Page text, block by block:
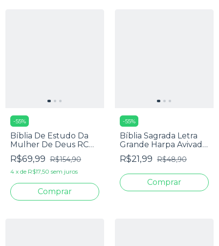
-55%
Bíblia De Estudo Da
Mulher De Deus RC
Letra Grande Com
Harpa Pentecostal
Rosa
R$69,99 R$154,90
4 x de R$17,50 sem juros
-55%
Bíblia Sagrada Letra
Grande Harpa Avivada
E Corinhos - Carteira
Pink
R$21,99 R$48,90